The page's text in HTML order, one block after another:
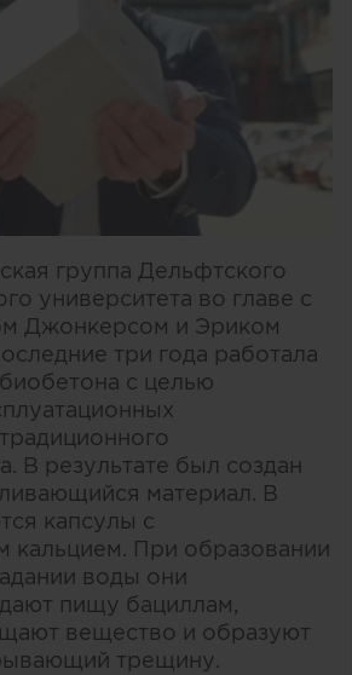
группа Дельфтского
университета во главе с
Джонкерсом и Эриком
три года работала
с целью
В результате был создан
материал. В
капсулы с
кальцием. При образовании
воды они
пищу бациллам,
вещество и образуют
трещину.